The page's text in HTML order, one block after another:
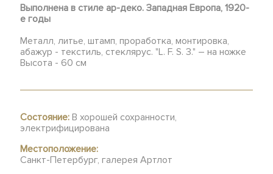
Выполнена в стиле ар-деко. Западная Европа, 1920-
е годы
Металл, литье, штамп, проработка, монтировка,
абажур - текстиль, стеклярус. "L. F. S. 3." – на ножке
Высота - 60 см
Состояние: В хорошей сохранности,
электрифицирована
Местоположение:
Санкт-Петербург, галерея Артлот